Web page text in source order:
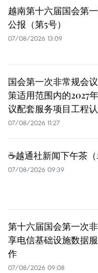
越南第十六届国会第
公报（第5号）
07/08/2026 13:09
国会第一次非常规会
策适用范围内的2027
议配套服务项目工程
07/08/2026 11:27
☕️越通社新闻下午茶（
07/08/2026 09:39
第十六届国会第一次
享电信基础设施数据
作
07/08/2026 09:08